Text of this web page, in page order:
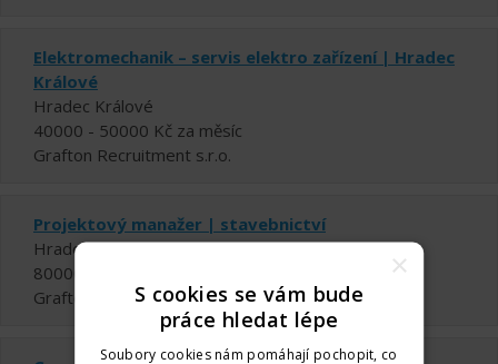
Elektromechanik – servis elektro zařízení | Hradec
Králové
Hradec Králové
40000 - 50000 Kč za měsíc
Grafton Recruitment s.r.o.
Projektový manažer | stavebnictví
Hradec Králové
80000 Kč za měsíc
Grafton Recruitment s.r.o.
×
S cookies se vám bude
práce hledat lépe
Soubory cookies nám pomáhají pochopit, co